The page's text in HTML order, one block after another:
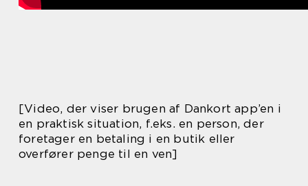
[Video, der viser brugen af Dankort app’en i
en praktisk situation, f.eks. en person, der
foretager en betaling i en butik eller
overfører penge til en ven]